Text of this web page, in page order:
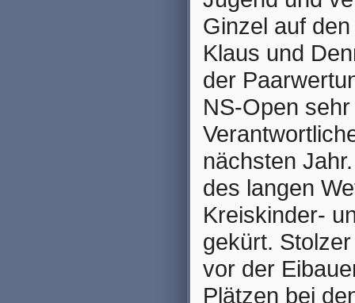
Ginzel auf
Klaus und
der
NS-Open
nächsten
des langen
Kreiskinder-
gekürt.
vor der
Plätzen bei